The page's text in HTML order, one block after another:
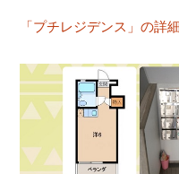
「プチレジデンス」の詳